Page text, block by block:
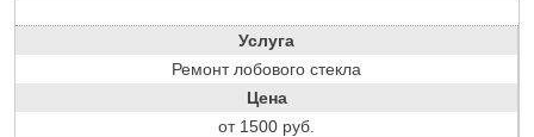
Услуга
Ремонт лобового стекла
Цена
от 1500 руб.